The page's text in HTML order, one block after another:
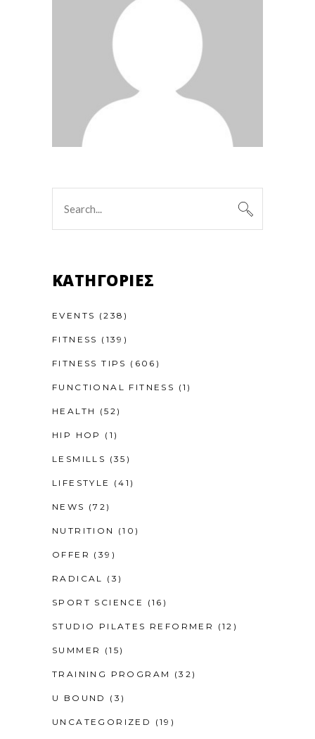
for:
KΑΤΗΓΟΡΊΕΣ
EVENTS (238)
FITNESS (139)
FITNESS TIPS (606)
FUNCTIONAL FITNESS (1)
HEALTH (52)
HIP HOP (1)
LESMILLS (35)
LIFESTYLE (41)
NEWS (72)
NUTRITION (10)
OFFER (39)
RADICAL (3)
SPORT SCIENCE (16)
STUDIO PILATES REFORMER (12)
SUMMER (15)
TRAINING PROGRAM (32)
U BOUND (3)
UNCATEGORIZED (19)